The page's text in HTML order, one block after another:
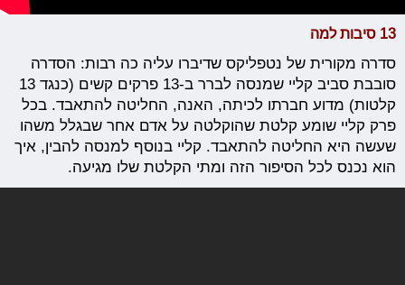
13 סיבות למה
סדרה מקורית של נטפליקס שדיברו עליה כה רבות: הסדרה
סובבת סביב קליי שמנסה לברר ב-13 פרקים קשים (כנגד 13
קלטות) מדוע חברתו לכיתה, האנה, החליטה להתאבד. בכל
פרק קליי שומע קלטת שהוקלטה על אדם אחר שבגלל משהו
שעשה היא החליטה להתאבד. קליי בנוסף למנסה להבין, איך
הוא נכנס לכל הסיפור הזה ומתי הקלטת שלו מגיעה.